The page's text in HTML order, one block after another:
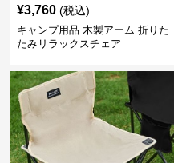
¥3,760 (税込)
キャンプ用品 木製アーム 折りた
たみリラックスチェア